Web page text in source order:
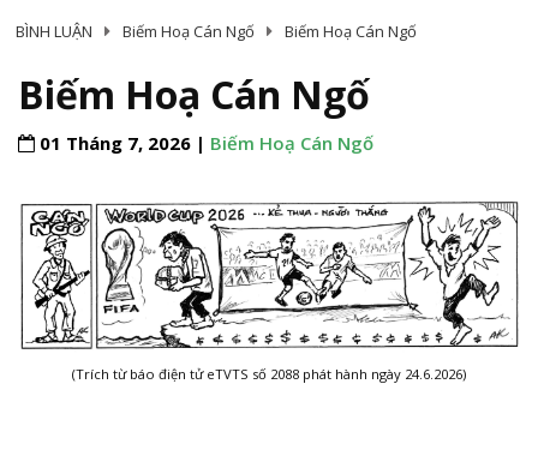
BÌNH LUẬN Biếm Hoạ Cán Ngố Biếm Hoạ Cán Ngố
Biếm Hoạ Cán Ngố
01 Tháng 7, 2026 | Biếm Hoạ Cán Ngố
(Trích từ báo điện tử eTVTS số 2088 phát hành ngày 24.6.2026)